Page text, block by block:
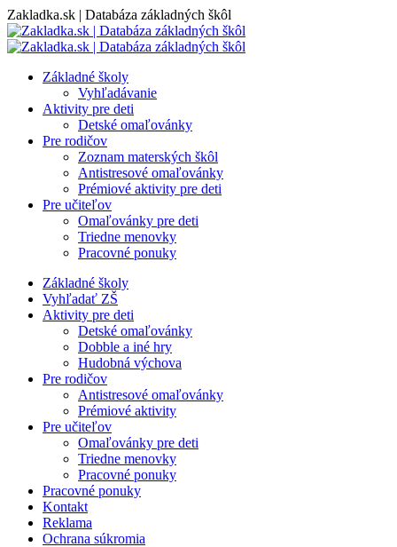
Skip
to
content
Zakladka.sk | Databáza základných škôl
Základné školy
Vyhľadávanie
Aktivity pre deti
Detské omaľovánky
Pre rodičov
Zoznam materských škôl
Antistresové omaľovánky
Prémiové aktivity pre deti
Pre učiteľov
Omaľovánky pre deti
Triedne menovky
Pracovné ponuky
Základné školy
Vyhľadať ZŠ
Aktivity pre deti
Detské omaľovánky
Dobble a iné hry
Hudobná výchova
Pre rodičov
Antistresové omaľovánky
Prémiové aktivity
Pre učiteľov
Omaľovánky pre deti
Triedne menovky
Pracovné ponuky
Pracovné ponuky
Kontakt
Reklama
Ochrana súkromia